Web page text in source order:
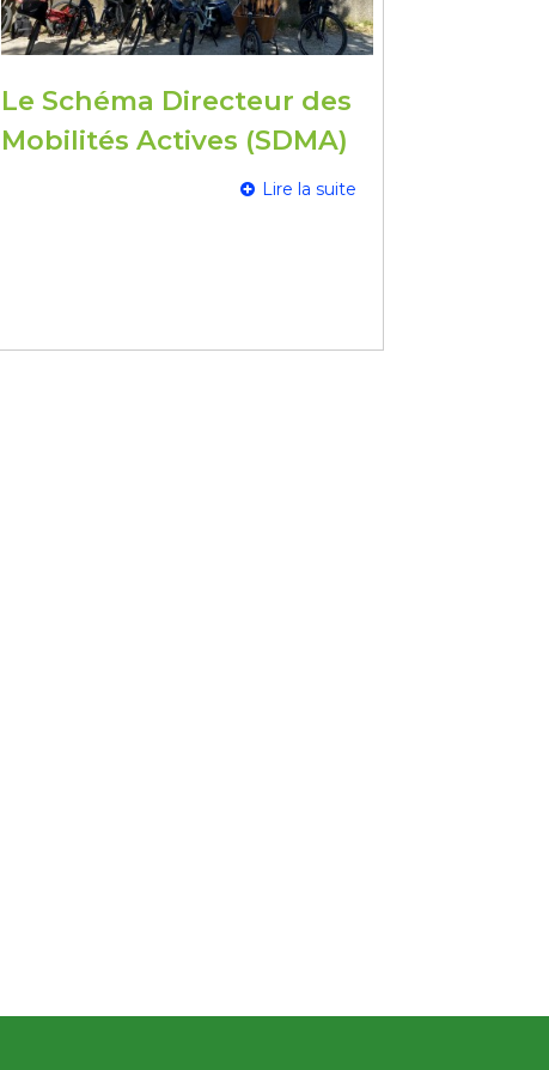
Le Schéma Directeur des
Mobilités Actives (SDMA)
Lire la suite